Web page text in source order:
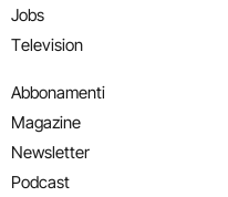
Jobs
Television
Abbonamenti
Magazine
Newsletter
Podcast